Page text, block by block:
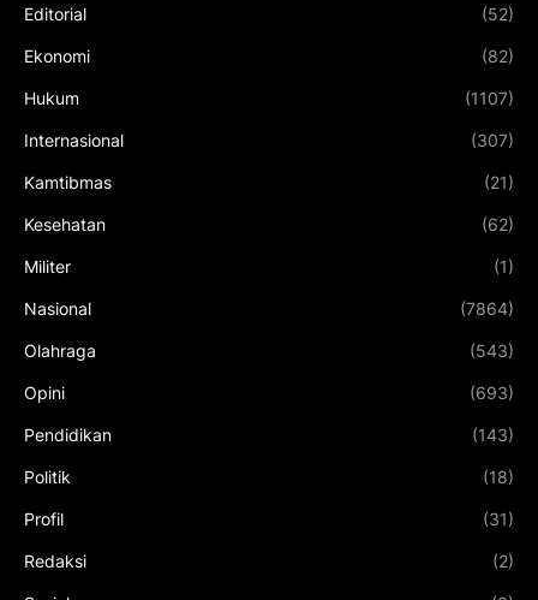
Editorial (52)
Ekonomi (82)
Hukum (1107)
Internasional (307)
Kamtibmas (21)
Kesehatan (62)
Militer (1)
Nasional (7864)
Olahraga (543)
Opini (693)
Pendidikan (143)
Politik (18)
Profil (31)
Redaksi (2)